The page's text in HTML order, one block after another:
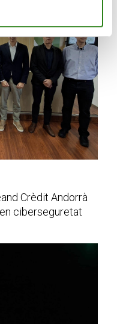
Crèdit Andorrà
ciberseguretat